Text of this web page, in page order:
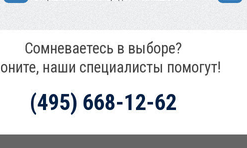
Сомневаетесь в выборе?
наши специалисты помогут!
(495) 668-12-62